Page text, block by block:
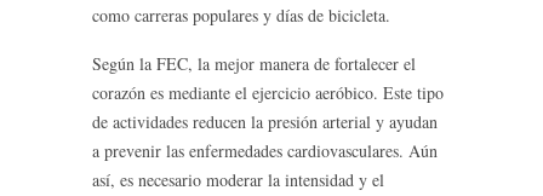
como carreras populares y días de bicicleta.
Según la FEC, la mejor manera de fortalecer el
corazón es mediante el ejercicio aeróbico. Este tipo
de actividades reducen la presión arterial y ayudan
a prevenir las enfermedades cardiovasculares. Aún
así, es necesario moderar la intensidad y el